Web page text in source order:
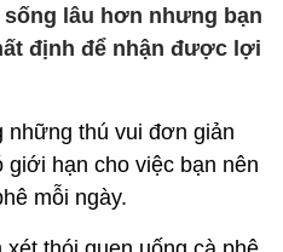
lâu hơn nhưng bạn
định để nhận được lợi
những thú vui đơn giản
hạn cho việc bạn nên
mỗi ngày.